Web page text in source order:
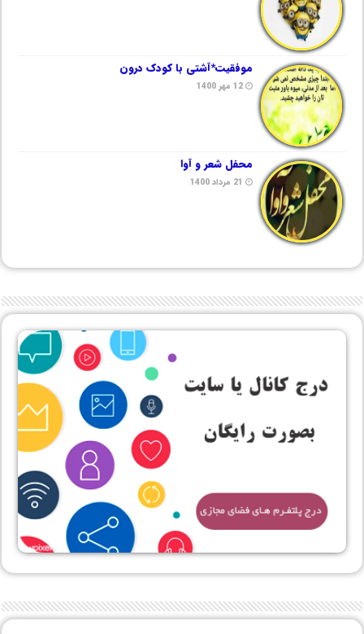
موفقیت*آشتی با کودک درون
12 مهر 1400
محفل شعر و آوا
21 مرداد 1400